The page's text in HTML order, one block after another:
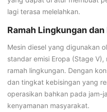
lagi terasa melelahkan.
Ramah Lingkungan
Mesin diesel yang digunakan
standar emisi Eropa (Stage
ramah lingkungan. Dengan
dan tingkat kebisingan yang
operasikan bahkan pada jam-
kenyamanan masyarakat.